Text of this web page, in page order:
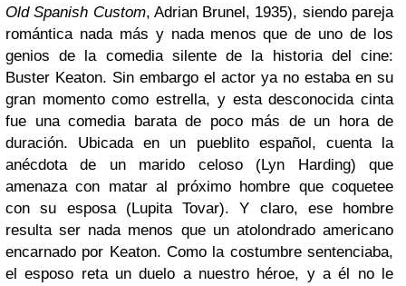
Old Spanish Custom, Adrian Brunel, 1935), siendo pareja
romántica nada más y nada menos que de uno de los
genios de la comedia silente de la historia del cine:
Buster Keaton. Sin embargo el actor ya no estaba en su
gran momento como estrella, y esta desconocida cinta
fue una comedia barata de poco más de un hora de
duración. Ubicada en un pueblito español, cuenta la
anécdota de un marido celoso (Lyn Harding) que
amenaza con matar al próximo hombre que coquetee
con su esposa (Lupita Tovar). Y claro, ese hombre
resulta ser nada menos que un atolondrado americano
encarnado por Keaton. Como la costumbre sentenciaba,
el esposo reta un duelo a nuestro héroe, y a él no le